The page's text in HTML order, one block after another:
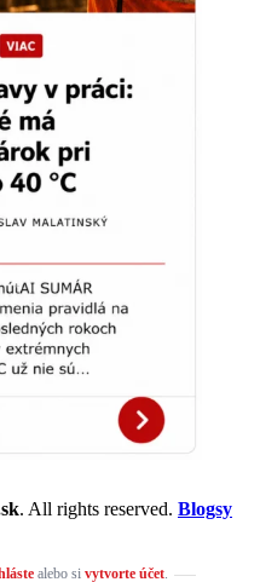
. All rights reserved. Blogsy
alebo si vytvorte účet.